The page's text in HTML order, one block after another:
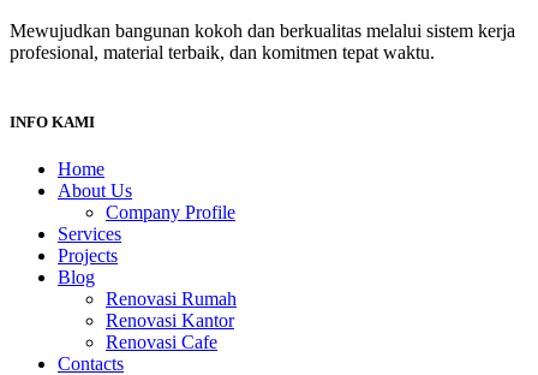
Mewujudkan bangunan kokoh dan berkualitas melalui sistem kerja
profesional, material terbaik, dan komitmen tepat waktu.
INFO KAMI
Home
About Us
Company Profile
Services
Projects
Blog
Renovasi Rumah
Renovasi Kantor
Renovasi Cafe
Contacts